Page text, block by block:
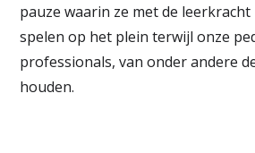
pauze waarin ze met de
spelen op het plein terwijl onze
professionals, van onder andere
houden.